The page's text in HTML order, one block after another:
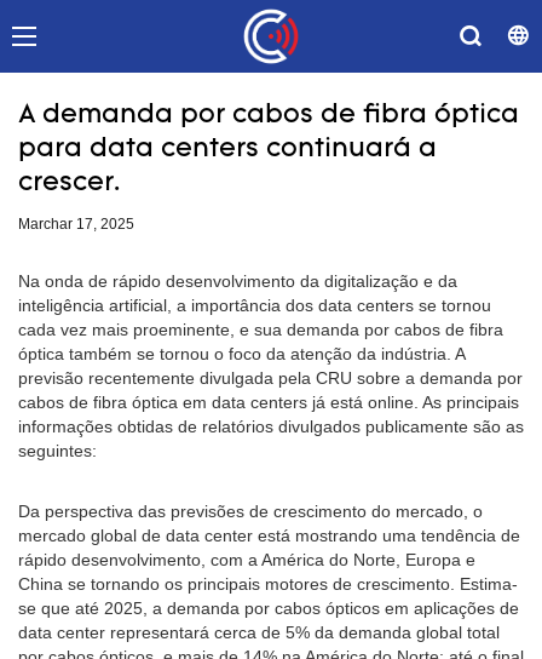
A demanda por cabos de fibra óptica
para data centers continuará a
crescer.
Marchar 17, 2025
Na onda de rápido desenvolvimento da digitalização e da
inteligência artificial, a importância dos data centers se tornou
cada vez mais proeminente, e sua demanda por cabos de fibra
óptica também se tornou o foco da atenção da indústria. A
previsão recentemente divulgada pela CRU sobre a demanda por
cabos de fibra óptica em data centers já está online. As principais
informações obtidas de relatórios divulgados publicamente são as
seguintes:
Da perspectiva das previsões de crescimento do mercado, o
mercado global de data center está mostrando uma tendência de
rápido desenvolvimento, com a América do Norte, Europa e
China se tornando os principais motores de crescimento. Estima-
se que até 2025, a demanda por cabos ópticos em aplicações de
data center representará cerca de 5% da demanda global total